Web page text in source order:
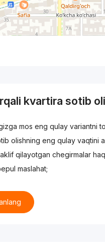
kvartira sotib
mos eng qulay variantni
olishning eng qulay vaqtini
qilayotgan chegirmalar
maslahat;